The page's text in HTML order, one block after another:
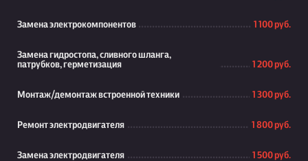
Замена электрокомпонентов 1 100 руб.
Замена гидростопа, сливного шланга,
патрубков, герметизация
1 200 руб.
Монтаж/демонтаж встроенной техники 1 300 руб.
Ремонт электродвигателя 1 800 руб.
Замена электродвигателя 1 500 руб.